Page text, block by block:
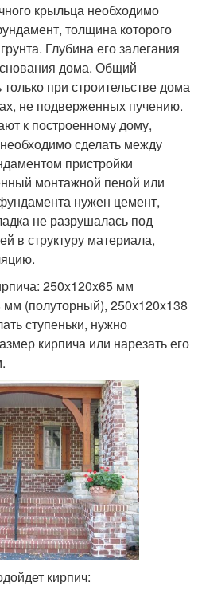
крыльца необходимо
толщина которого
Глубина его залегания
дома. Общий
при строительстве дома
не подверженных пучению.
к построенному дому,
сделать между
пристройки
монтажной пеной или
нужен цемент,
не разрушалась под
в структуру материала,
250x120x65 мм
(полуторный), 250x120x138
ступеньки, нужно
кирпича или нарезать его
кирпич: